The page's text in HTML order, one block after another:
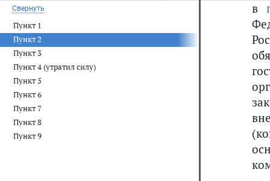
Свернуть
Пункт 1
Пункт 2
Пункт 3
Пункт 4 (утратил силу)
Пункт 5
Пункт 6
Пункт 7
Пункт 8
Пункт 9
в